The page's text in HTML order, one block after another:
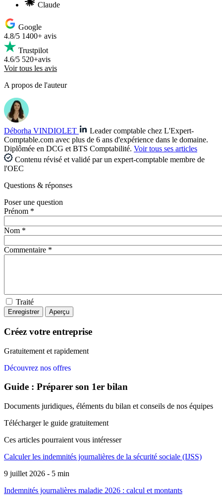
Claude
Google
4.8/5 1400+ avis
Trustpilot
4.6/5 520+avis
Voir tous les avis
A propos de l'auteur
Déborha VINDIOLET
Leader comptable chez L'Expert-
Comptable.com avec plus de 6 ans d'expérience dans le domaine.
Diplômée en DCG et BTS Comptabilité. Voir tous ses articles
Contenu révisé et validé par un expert-comptable membre de
l'OEC
Questions & réponses
Poser une question
Prénom *
Nom *
Commentaire *
Traité
Créez votre entreprise
Gratuitement et rapidement
Découvrez nos offres
Guide : Préparer son 1er bilan
Documents juridiques, éléments du bilan et conseils de nos équipes
Télécharger le guide gratuitement
Ces articles pourraient vous intéresser
Calculer les indemnités journalières de la sécurité sociale (IJSS)
9 juillet 2026 - 5 min
Indemnités journalières maladie 2026 : calcul et montants